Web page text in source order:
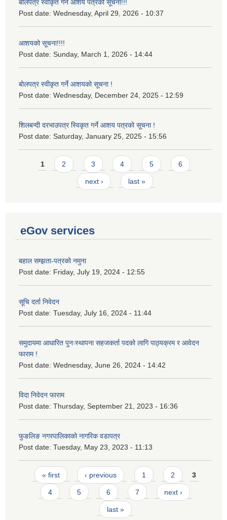
बोलपत्र स्वीकृत गर्ने आशय पत्रको सूचना!!!
Post date: Wednesday, April 29, 2026 - 10:37
आशयको सूचना!!!!
Post date: Sunday, March 1, 2026 - 14:44
बोलपत्र स्वीकृत गर्ने आशयको सूचना !
Post date: Wednesday, December 24, 2025 - 12:59
शिलबन्दी दरभाउपत्र स्विकृत गर्ने आशय पत्रको सूचना !
Post date: Saturday, January 25, 2025 - 15:56
Pages
1 2 3 4 5 6
next › last »
eGov services
बहाल सम्झता-पत्रको नमुना
Post date: Friday, July 19, 2024 - 12:55
सूचि दर्ता निवेदन
Post date: Tuesday, July 16, 2024 - 11:44
समुदायमा आधारित पुनःस्थापना सहजकर्ता पदको लागि पाठ्यक्रम र आवेदन
फाराम !
Post date: Wednesday, June 26, 2024 - 14:42
विदा निवेदन फाराम
Post date: Thursday, September 21, 2023 - 16:36
फुङलिङ नगरपालिकाको नागरिक वडापत्र
Post date: Tuesday, May 23, 2023 - 11:13
Pages
« first ‹ previous 1 2 3
4 5 6 7 next ›
last »